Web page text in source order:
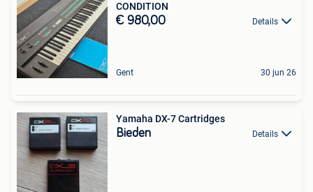
CONDITION
€ 980,00 Details
Gent 30 jun 26
Yamaha DX-7 Cartridges
Bieden Details